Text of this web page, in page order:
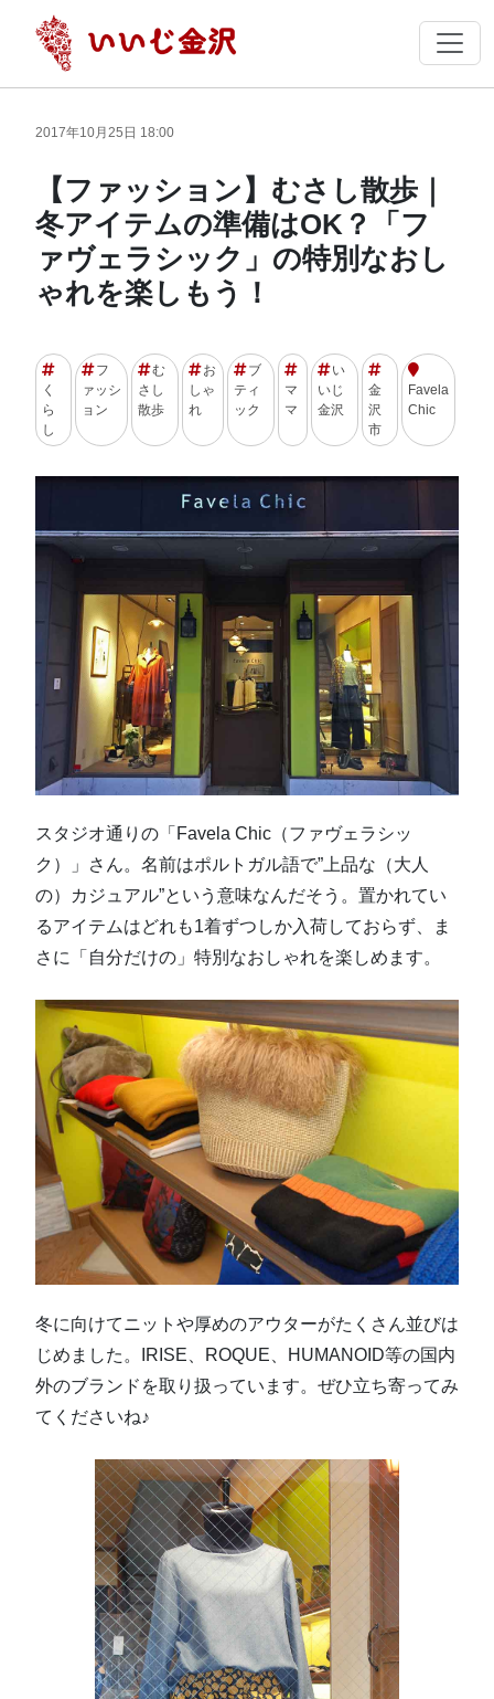
2017年10月25日 18:00
【ファッション】むさし散歩｜
冬アイテムの準備はOK？「フ
ァヴェラシック」の特別なおし
ゃれを楽しもう！
く
ら
し
フ
ァッシ
ョン
む
さし
散歩
お
しゃ
れ
ブ
ティ
ック
マ
マ
い
いじ
金沢
金
沢
市
Favela
Chic
スタジオ通りの「Favela Chic（ファヴェラシッ
ク）」さん。名前はポルトガル語で”上品な（大人
の）カジュアル”という意味なんだそう。置かれてい
るアイテムはどれも1着ずつしか入荷しておらず、ま
さに「自分だけの」特別なおしゃれを楽しめます。
冬に向けてニットや厚めのアウターがたくさん並びは
じめました。IRISE、ROQUE、HUMANOID等の国内
外のブランドを取り扱っています。ぜひ立ち寄ってみ
てくださいね♪